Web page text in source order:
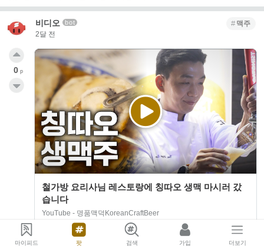
비디오 bot
2달 전
맥주
철가방 요리사님 레스토랑에 칭따오 생맥 마시러 갔
습니다
YouTube - 명품맥덕KoreanCraftBeer
#도량 #철가방요리사 #칭따오
안녕하세요 명품맥덕입니다. 이번에는 철가방요리사님
0 p
마이피드 팟 검색 가입 더보기